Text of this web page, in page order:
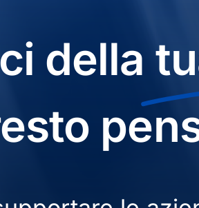
della